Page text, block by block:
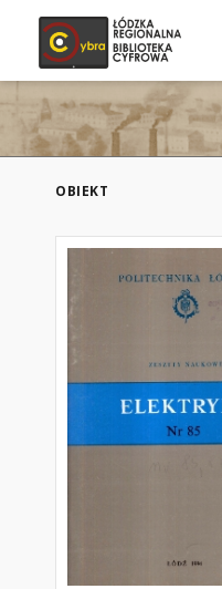
OBIEKT